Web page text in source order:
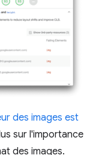
des images est
sur l'importance
des images.